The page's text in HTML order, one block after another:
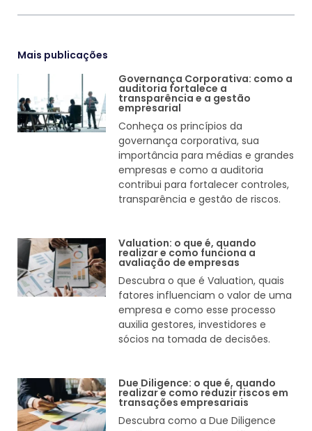
Mais publicações
Governança Corporativa: como a
auditoria fortalece a
transparência e a gestão
empresarial
Conheça os princípios da
governança corporativa, sua
importância para médias e grandes
empresas e como a auditoria
contribui para fortalecer controles,
transparência e gestão de riscos.
Valuation: o que é, quando
realizar e como funciona a
avaliação de empresas
Descubra o que é Valuation, quais
fatores influenciam o valor de uma
empresa e como esse processo
auxilia gestores, investidores e
sócios na tomada de decisões.
Due Diligence: o que é, quando
realizar e como reduzir riscos em
transações empresariais
Descubra como a Due Diligence